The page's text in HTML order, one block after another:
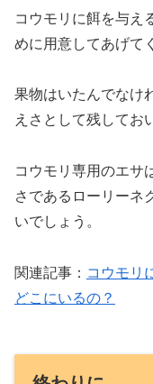
コウモリに餌を与え
めに用意してあげて
果物はいたんでなけ
えさとして残してお
コウモリ専用のエサ
さであるローリーネ
いでしょう。
関連記事： コウモリ
どこにいるの？